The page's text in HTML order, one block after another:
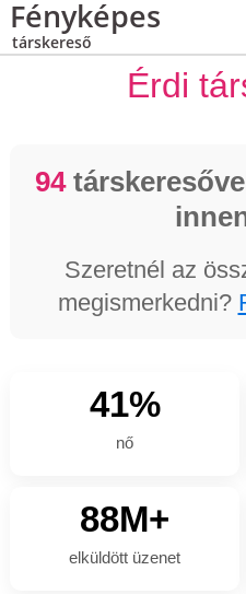
Fényképes
társkereső
Érdi
94
Szeretnél az
megismerkedni?
41%
nő
88M+
elküldött üzenet